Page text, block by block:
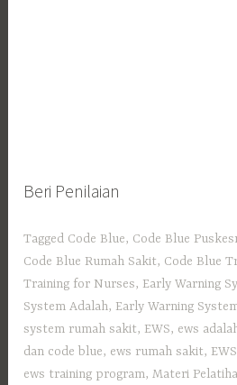
Beri Penilaian
Tagged Code Blue, Code Blue
Code Blue Rumah Sakit, Code Blue
Training for Nurses, Early Warning
System Adalah, Early Warning
system rumah sakit, EWS, ews
dan code blue, ews rumah sakit,
ews training program,Materi